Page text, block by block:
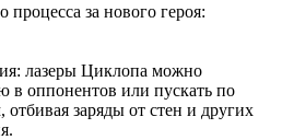
за нового героя:
лазеры Циклопа можно
в оппонентов или пускать по
заряды от стен и других